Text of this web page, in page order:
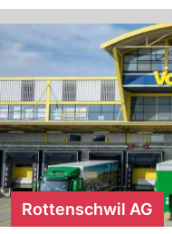
Rottenschwil AG